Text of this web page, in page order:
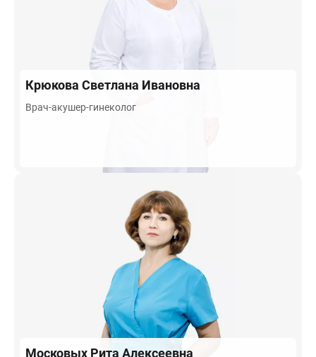
Крюкова Светлана Ивановна
Врач-акушер-гинеколог
Московых Рита Алексеевна